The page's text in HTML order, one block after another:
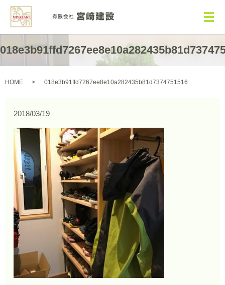
メ
HOME 018e3b91ffd7267ee8e10a282435b81d7374751516
2018/03/19